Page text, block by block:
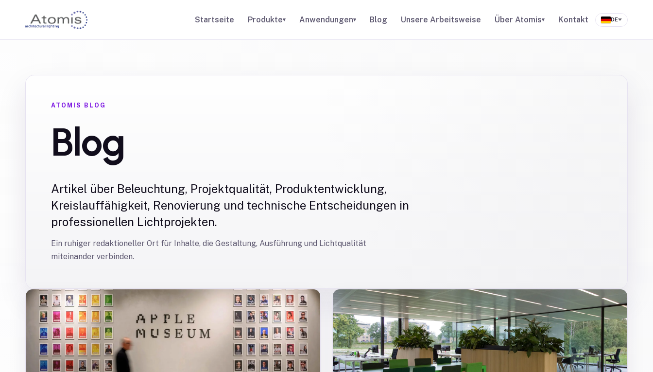
Startseite Produkte▾ Anwendungen▾ Blog Unsere Arbeitsweise Über Atomis▾ Kontakt DE
ATOMIS BLOG
Blog
Artikel über Beleuchtung, Projektqualität, Produktentwicklung,
Kreislauffähigkeit, Renovierung und technische Entscheidungen in
professionellen Lichtprojekten.
Ein ruhiger redaktioneller Ort für Inhalte, die Gestaltung, Ausführung und Lichtqualität
miteinander verbinden.